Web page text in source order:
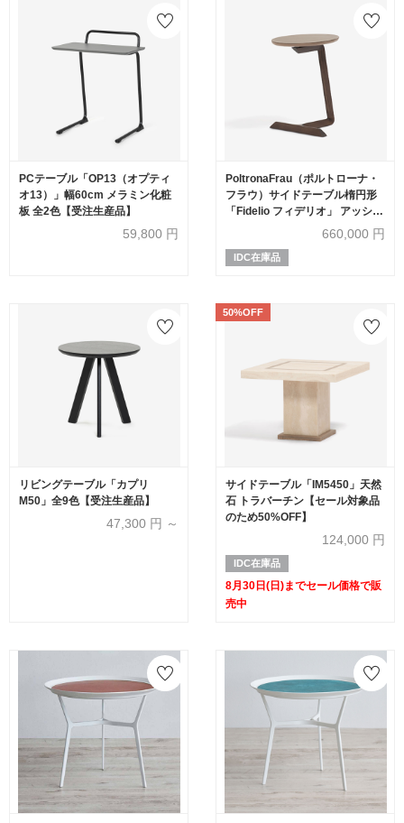
PCテーブル「OP13（オプティ
オ13）」幅60cm メラミン化粧
板 全2色【受注生産品】
59,800 円
PoltronaFrau（ポルトローナ・
フラウ）サイドテーブル楕円形
「Fidelio フィデリオ」 アッシュ
材モカ色 革トープ色660,000 円
IDC在庫品
リビングテーブル「カプリ
M50」全9色【受注生産品】
47,300 円 ～
50%OFF
サイドテーブル「IM5450」天然
石 トラバーチン【セール対象品
のため50%OFF】
124,000 円
IDC在庫品
8月30日(日)までセール価格で販
売中